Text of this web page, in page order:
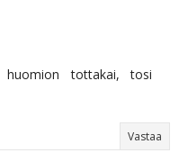
tottakai, tosi
Vastaa